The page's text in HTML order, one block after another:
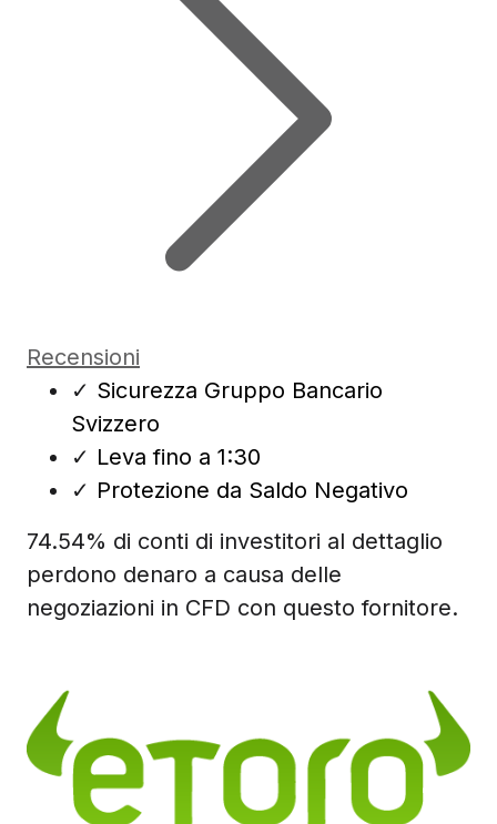
Recensioni
✓ Sicurezza Gruppo Bancario
Svizzero
✓ Leva fino a 1:30
✓ Protezione da Saldo Negativo
74.54% di conti di investitori al dettaglio
perdono denaro a causa delle
negoziazioni in CFD con questo fornitore.